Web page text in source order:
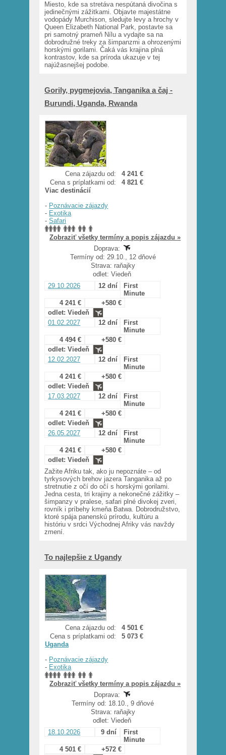
Miesto, kde sa stretáva nespútaná divočina s
jedinečnými zážitkami. Objavte majestátne
vodopády Murchison, sledujte levy a hrochy v
Queen Elizabeth National Park, postavte sa
pri samotný prameň Nílu a vydajte sa na
dobrodružné treky za šimpanzmi a ohrozenými
horskými gorilami. Čaká vás krajina plná
kontrastov, kde sa príroda ukazuje v tej
najúžasnejšej podobe.
Gorily, pygmejovia, Tanganika a čaj -
Burundi, Uganda, Rwanda
Cena zájazdu od:
4 241 €
Cena s príplatkami od:
4 821 €
Viac destinácií
- Poznávacie zájazdy
- Exotika
-Safari
Zobraziť všetky termíny a popis zájazdu »
Doprava:
Termíny od: 29.10., 12 dňové
Strava: raňajky
odlet: Viedeň
29.10.2026
12 dní
First
Minute
4 241 €
+580 €
odlet: Viedeň
01.02.2027
12 dní
First
Minute
4 494 €
+580 €
odlet: Viedeň
12.02.2027
12 dní
First
Minute
4 241 €
+580 €
odlet: Viedeň
17.03.2027
12 dní
First
Minute
4 241 €
+580 €
odlet: Viedeň
26.05.2027
12 dní
First
Minute
4 241 €
+580 €
odlet: Viedeň
Zažite Afriku tak, ako ju nepoznáte – od
tyrkysových brehov jazera Tanganika až po
stretnutie z očí do očí s horskými gorilami.
Jedna cesta, tri krajiny a nekonečné zážitky –
šimpanzy v pralese, safari plné divokej zveri,
rovník i príbehy kmeňa Batwa. Dobrodružstvo,
ktoré spája panenskú prírodu, kultúru a
históriu v srdci Východnej Afriky vás navždy
zmení.
To najlepšie z Ugandy
Cena zájazdu od:
4 501 €
Cena s príplatkami od:
5 073 €
Uganda
- Poznávacie zájazdy
- Exotika
Zobraziť všetky termíny a popis zájazdu »
Doprava:
Termíny od: 18.10., 9 dňové
Strava: raňajky
odlet: Viedeň
18.10.2026
9 dní
First
Minute
4 501 €
+572 €